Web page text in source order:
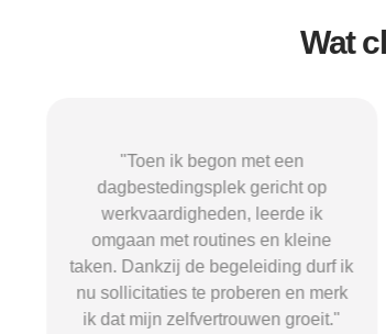
Wat
"Toen ik begon met een
dagbestedingsplek gericht op
werkvaardigheden, leerde ik
omgaan met routines en kleine
taken. Dankzij de begeleiding durf ik
nu sollicitaties te proberen en merk
ik dat mijn zelfvertrouwen groeit."